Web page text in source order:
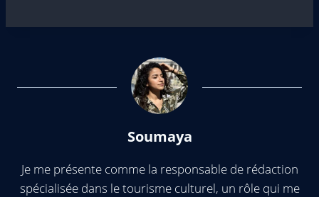
Soumaya
Je me présente comme la responsable de rédaction
spécialisée dans le tourisme culturel, un rôle qui me